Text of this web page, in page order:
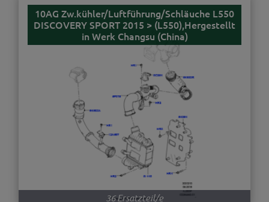
10AG Zw.kühler/Luftführung/Schläuche L550
DISCOVERY SPORT 2015 > (L550),Hergestellt
in Werk Changsu (China)
36 Ersatzteil/e